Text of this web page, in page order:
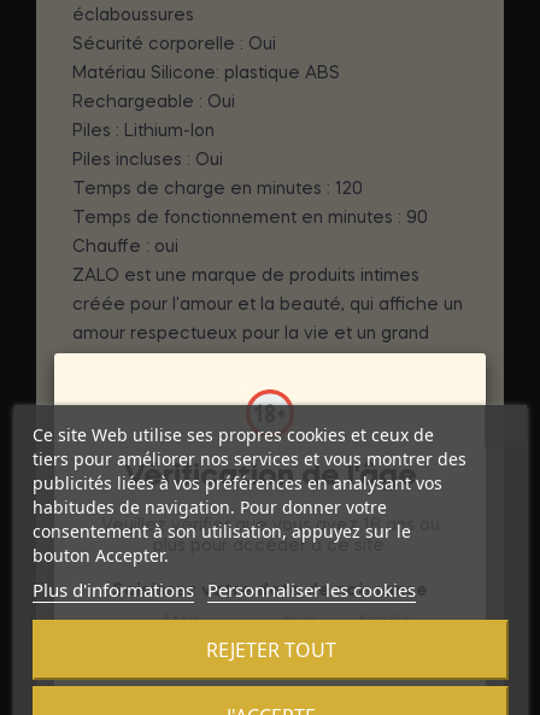
éclaboussures
Sécurité corporelle : Oui
Matériau Silicone: plastique ABS
Rechargeable : Oui
Piles : Lithium-Ion
Piles incluses : Oui
Temps de charge en minutes : 120
Temps de fonctionnement en minutes : 90
Chauffe : oui
ZALO est une marque de produits intimes
créée pour l'amour et la beauté, qui affiche un
amour respectueux pour la vie et un grand
du produit et la hauteur de la marque et crée
conception artistique esthétique, une
technologie profonde, des matériaux parfaits
et un excellent utilisateur. expérience.
DÉTAILS DU PRODUIT
Marque
Ce site Web utilise ses propres cookies et ceux de
tiers pour améliorer nos services et vous montrer des
publicités liées à vos préférences en analysant vos
habitudes de navigation. Pour donner votre
consentement à son utilisation, appuyez sur le
bouton Accepter.
Plus d'informations Personnaliser les cookies
REJETER TOUT
Vérification de l'âge
Veuillez vérifier que vous avez 18 ans ou
plus pour accéder à ce site.
Saisissez votre date de naissance
Mois
Jour Année